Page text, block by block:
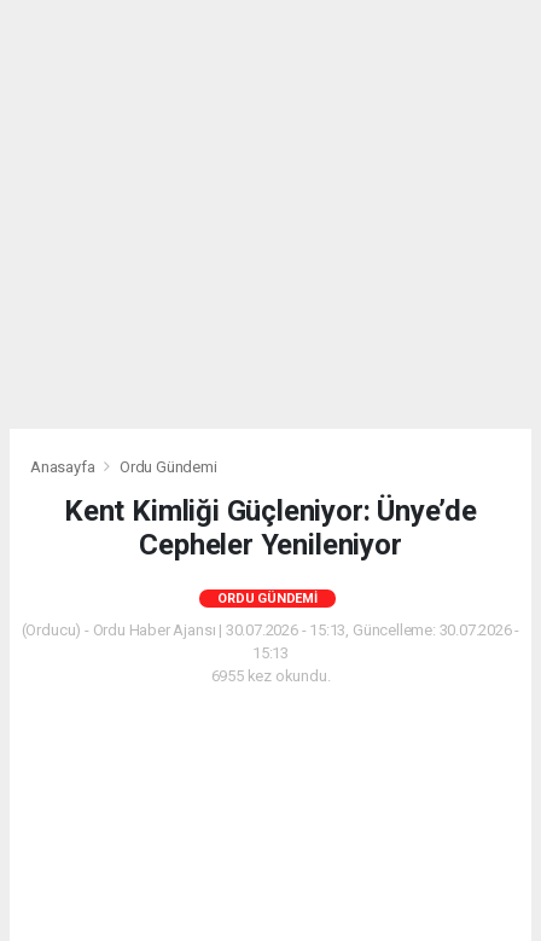
Anasayfa Ordu Gündemi
Kent Kimliği Güçleniyor: Ünye’de
Cepheler Yenileniyor
ORDU GÜNDEMI
(Orducu) - Ordu Haber Ajansı | 30.07.2026 - 15:13, Güncelleme: 30.07.2026 -
15:13
6955 kez okundu.